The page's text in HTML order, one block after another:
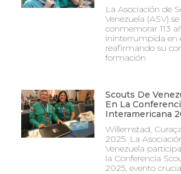
La Asociación de
Venezuela (ASV)
conmemorar 113
ininterrumpida en
reafirmando su
formación
Scouts De
En La
Interamericana
Willemstad,
2025. La
Venezuela
la Conferencia
2025, evento